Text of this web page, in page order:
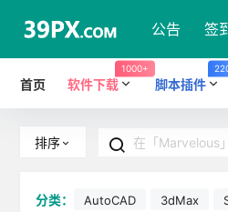
公告 签
首页 软件下载
1000+
脚本插件
排序
分类： AutoCAD 3dMax